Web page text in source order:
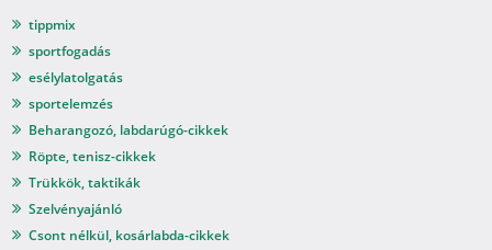
tippmix
sportfogadás
esélylatolgatás
sportelemzés
Beharangozó, labdarúgó-cikkek
Röpte, tenisz-cikkek
Trükkök, taktikák
Szelvényajánló
Csont nélkül, kosárlabda-cikkek